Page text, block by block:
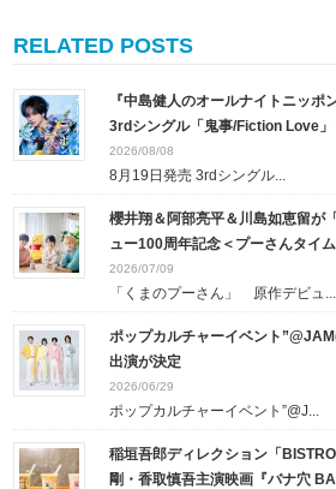
RELATED POSTS
『中島健人のオールナイトニッポ
3rdシングル「鬼事/Fiction Love
2026/08/08
8月19日発売 3rdシングル...
櫻井翔＆阿部亮平＆川島如恵留が
ュー100周年記念＜プーさんタイ
2026/07/09
「くまのプーさん」 原作デビュ...
ポップカルチャーイベント
出演が決定
2026/06/29
ポップカルチャーイベント”@J...
稲垣吾郎ディレクション「
剛・香取慎吾主演映画『バナ穴